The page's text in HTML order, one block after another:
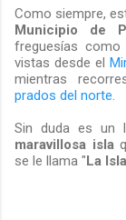
Como siempre,
Municipio de
freguesías como
vistas desde el
mientras
prados del norte.
Sin duda es un
maravillosa isla
se le llama " La